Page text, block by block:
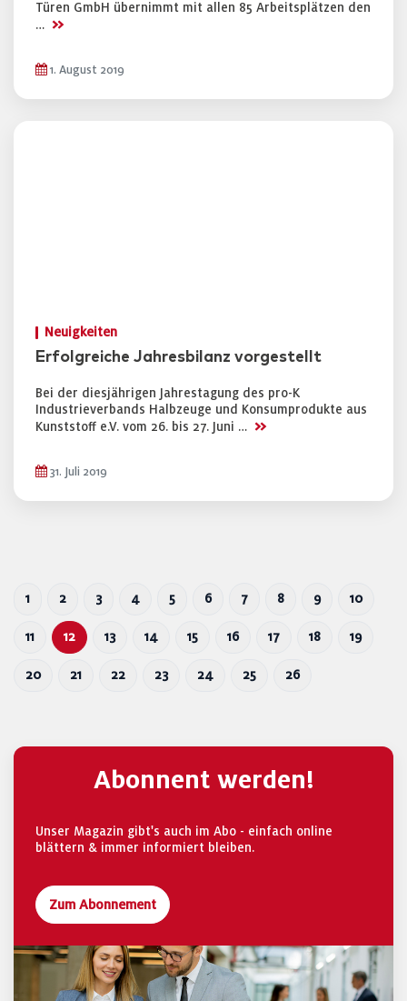
Türen GmbH übernimmt mit allen 85 Arbeitsplätzen den
… >>
1. August 2019
Neuigkeiten
Erfolgreiche Jahresbilanz vorgestellt
Bei der diesjährigen Jahrestagung des pro-K
Industrieverbands Halbzeuge und Konsumprodukte aus
Kunststoff e.V. vom 26. bis 27. Juni … >>
31. Juli 2019
1 2 3 4 5 6 7 8 9 10
11 12 13 14 15 16 17 18 19
20 21 22 23 24 25 26
Abonnent werden!
Unser Magazin gibt's auch im Abo - einfach online
blättern & immer informiert bleiben.
Zum Abonnement